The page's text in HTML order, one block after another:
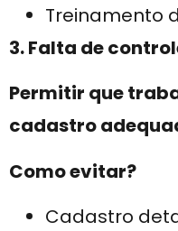
Treinamento
3. Falta de
Permitir que
cadastro
Como evitar?
Cadastro